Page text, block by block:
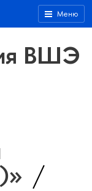
Меню
ВШЭ